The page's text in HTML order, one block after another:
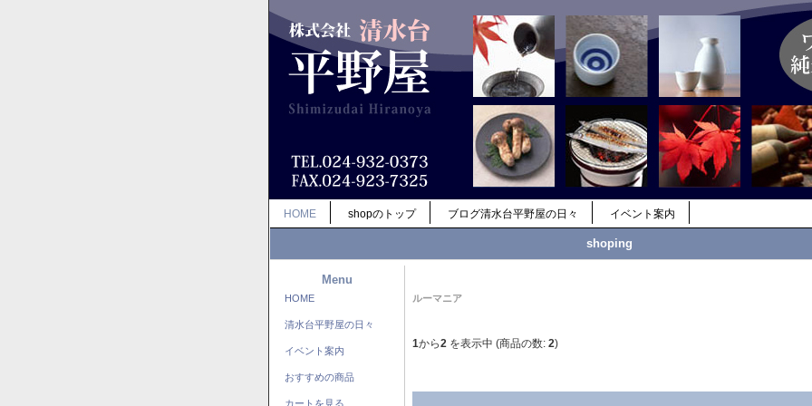
HOME shopのトップ ブログ清水台平野屋の日々 イベント案内
shoping
Menu
HOME
清水台平野屋の日々
イベント案内
おすすめの商品
カートを見る
ルーマニア
1から2 を表示中 (商品の数: 2)